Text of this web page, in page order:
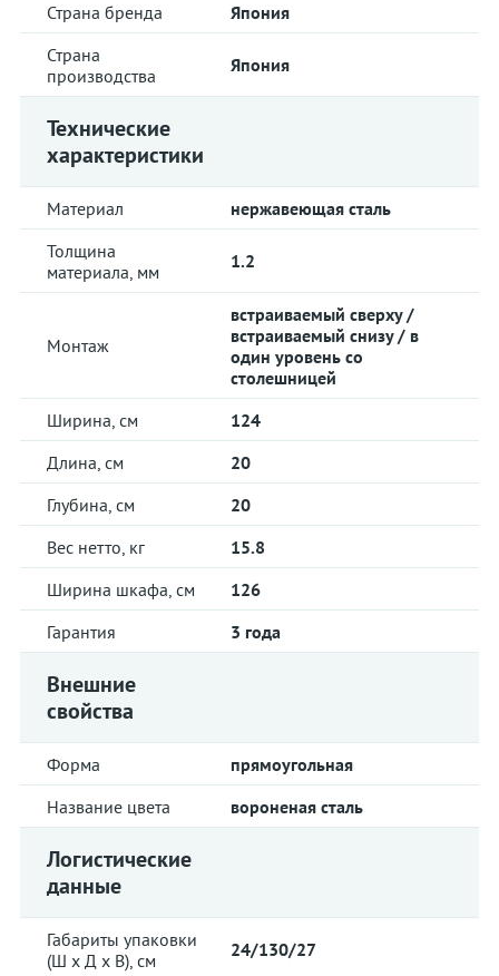
Страна бренда
Япония
Страна
производства
Япония
Технические
характеристики
Материал
нержавеющая сталь
Толщина
материала, мм
1.2
Монтаж
встраиваемый сверху /
встраиваемый снизу / в
один уровень со
столешницей
Ширина, см
124
Длина, см
20
Глубина, см
20
Вес нетто, кг
15.8
Ширина шкафа, см
126
Гарантия
3 года
Внешние
свойства
Форма
прямоугольная
Название цвета
вороненая сталь
Логистические
данные
Габариты упаковки
(Ш х Д х В), см
24/130/27